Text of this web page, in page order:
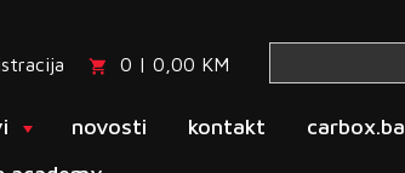
0 | 0,00 KM
novosti kontakt
carbox.ba